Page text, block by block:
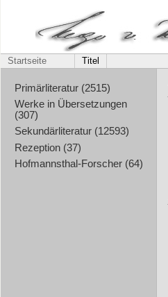
Startseite Titel
Primärliteratur (2515)
Werke in Übersetzungen
(307)
Sekundärliteratur (12593)
Rezeption (37)
Hofmannsthal-Forscher (64)